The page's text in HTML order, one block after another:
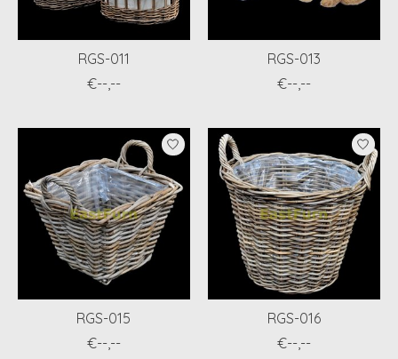
RGS-011
€--,--
RGS-013
€--,--
RGS-015
€--,--
RGS-016
€--,--